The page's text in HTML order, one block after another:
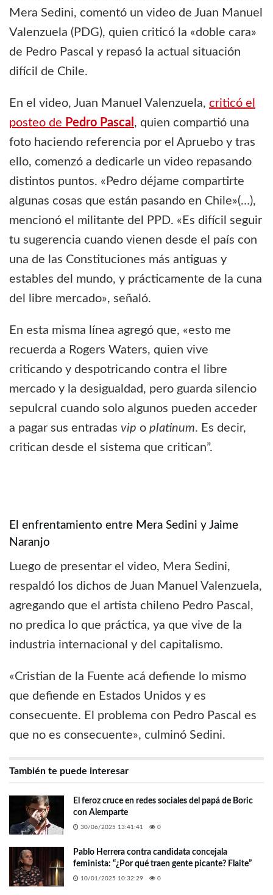
Mera Sedini, comentó un video de Juan Manuel
Valenzuela (PDG), quien criticó la «doble cara»
de Pedro Pascal y repasó la actual situación
difícil de Chile.
En el video, Juan Manuel Valenzuela, criticó el
posteo de Pedro Pascal , quien compartió una
foto haciendo referencia por el Apruebo y tras
ello, comenzó a dedicarle un video repasando
distintos puntos. «Pedro déjame compartirte
algunas cosas que están pasando en Chile»(…),
mencionó el militante del PPD. «Es difícil seguir
tu sugerencia cuando vienen desde el país con
una de las Constituciones más antiguas y
estables del mundo, y prácticamente de la cuna
del libre mercado», señaló.
En esta misma línea agregó que, «esto me
recuerda a Rogers Waters, quien vive
criticando y despotricando contra el libre
mercado y la desigualdad, pero guarda silencio
sepulcral cuando solo algunos pueden acceder
a pagar sus entradas vip o platinum. Es decir,
critican desde el sistema que critican”.
El enfrentamiento entre Mera Sedini y Jaime
Naranjo
Luego de presentar el video, Mera Sedini,
respaldó los dichos de Juan Manuel Valenzuela,
agregando que el artista chileno Pedro Pascal,
no predica lo que práctica, ya que vive de la
industria internacional y del capitalismo.
«Cristian de la Fuente acá defiende lo mismo
que defiende en Estados Unidos y es
consecuente. El problema con Pedro Pascal es
que no es consecuente», culminó Sedini.
También te puede interesar
El feroz cruce en redes sociales del papá de Boric
con Alemparte
30/06/2025 13:41:41 0
Pablo Herrera contra candidata concejala
feminista: “¿Por qué traen gente picante? Flaite”
10/01/2025 10:32:29 0